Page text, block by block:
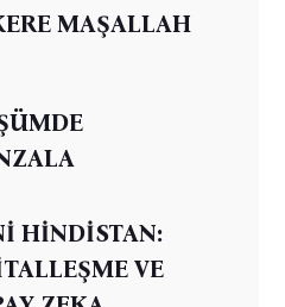
MAŞALLAH
HİNDİSTAN:
VE